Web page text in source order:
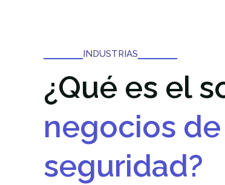
INDUSTRIAS
¿Qué es el
negocios
seguridad?